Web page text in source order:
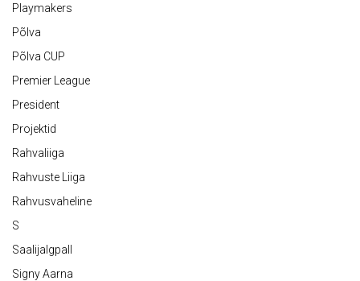
Playmakers
Põlva
Põlva CUP
Premier League
President
Projektid
Rahvaliiga
Rahvuste Liiga
Rahvusvaheline
S
Saalijalgpall
Signy Aarna